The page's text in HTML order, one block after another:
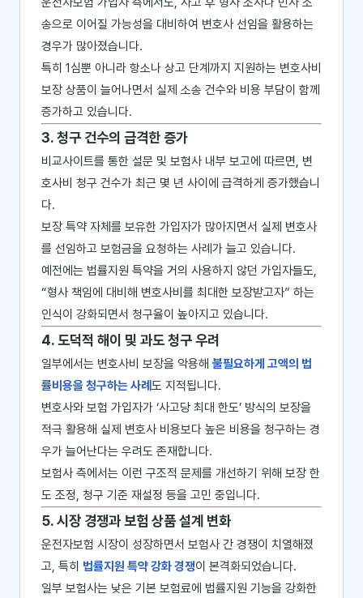
송으로 이어질 가능성을 대비하여 변호사 선임을 활용하는
경우가 많아졌습니다.
특히 1심뿐 아니라 항소나 상고 단계까지 지원하는 변호사비
보장 상품이 늘어나면서 실제 소송 건수와 비용 부담이 함께
증가하고 있습니다.
3. 청구 건수의 급격한 증가
비교사이트를 통한 설문 및 보험사 내부 보고에 따르면, 변
호사비 청구 건수가 최근 몇 년 사이에 급격하게 증가했습니
다.
보장 특약 자체를 보유한 가입자가 많아지면서 실제 변호사
를 선임하고 보험금을 요청하는 사례가 늘고 있습니다.
예전에는 법률지원 특약을 거의 사용하지 않던 가입자들도,
“형사 책임에 대비해 변호사비를 최대한 보장받고자” 하는
인식이 강화되면서 청구율이 높아지고 있습니다.
4. 도덕적 해이 및 과도 청구 우려
일부에서는 변호사비 보장을 악용해 불필요하게 고액의 법
률비용을 청구하는 사례도 지적됩니다.
변호사와 보험 가입자가 ‘사고당 최대 한도’ 방식의 보장을
적극 활용해 실제 변호사 비용보다 높은 비용을 청구하는 경
우가 늘어난다는 우려도 존재합니다.
보험사 측에서는 이런 구조적 문제를 개선하기 위해 보장 한
도 조정, 청구 기준 재설정 등을 고민 중입니다.
5. 시장 경쟁과 보험 상품 설계 변화
운전자보험 시장이 성장하면서 보험사 간 경쟁이 치열해졌
고, 특히 법률지원 특약 강화 경쟁이 본격화되었습니다.
일부 보험사는 낮은 기본 보험료에 법률지원 기능을 강화한